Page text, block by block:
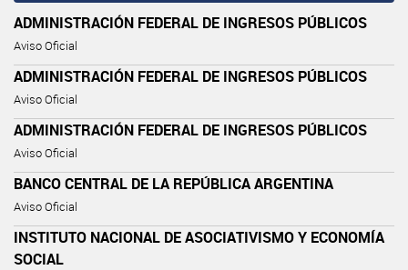
ADMINISTRACIÓN FEDERAL DE INGRESOS PÚBLICOS
Aviso Oficial
ADMINISTRACIÓN FEDERAL DE INGRESOS PÚBLICOS
Aviso Oficial
ADMINISTRACIÓN FEDERAL DE INGRESOS PÚBLICOS
Aviso Oficial
BANCO CENTRAL DE LA REPÚBLICA ARGENTINA
Aviso Oficial
INSTITUTO NACIONAL DE ASOCIATIVISMO Y ECONOMÍA
SOCIAL